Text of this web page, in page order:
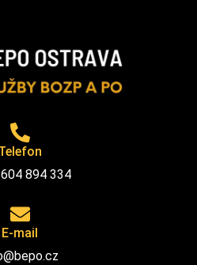
894 334
E-mail